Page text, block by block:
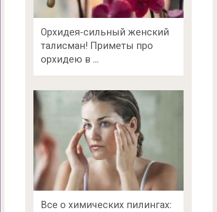
Орхидея-сильный женский
талисман! Приметы про
орхидею в …
Все о химических пилингах: